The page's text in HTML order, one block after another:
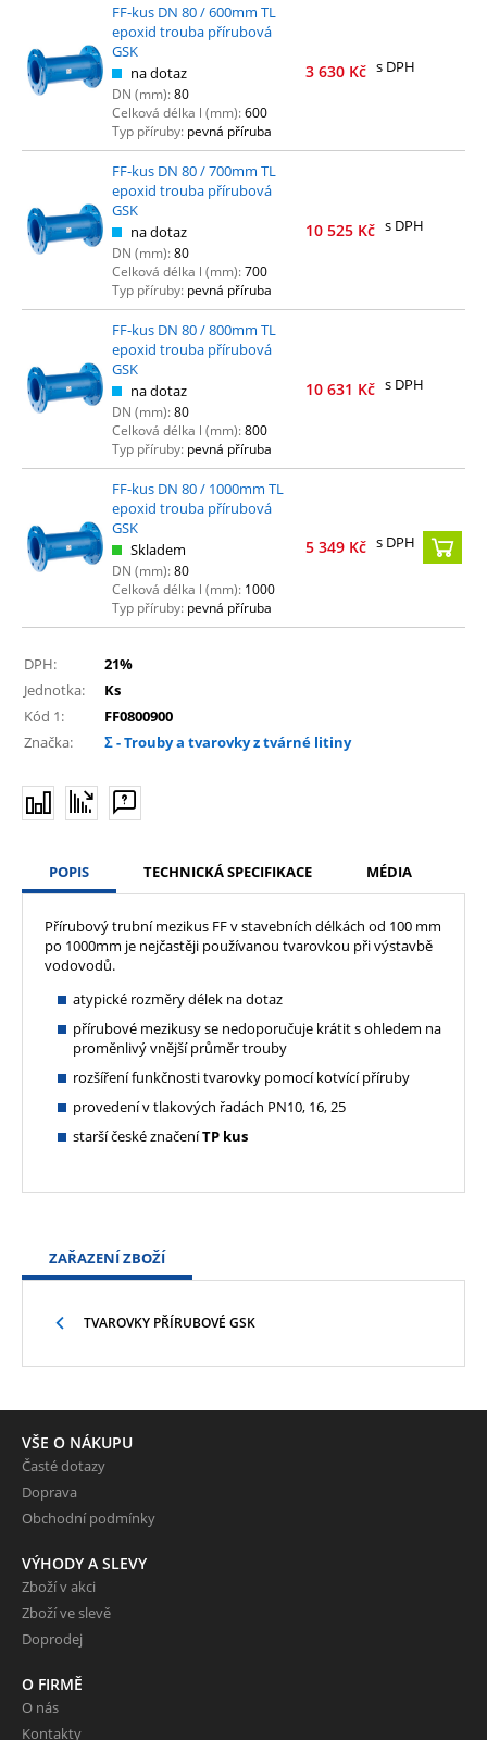
FF-kus DN 80 / 600mm TL
epoxid trouba přírubová
GSK
na dotaz
DN (mm):80
Celková délka l (mm):600
Typ příruby: pevná příruba
3 630 Kč s DPH
FF-kus DN 80 / 700mm TL
epoxid trouba přírubová
GSK
na dotaz
DN (mm):80
Celková délka l (mm):700
Typ příruby: pevná příruba
10 525 Kč s DPH
FF-kus DN 80 / 800mm TL
epoxid trouba přírubová
GSK
na dotaz
DN (mm):80
Celková délka l (mm):800
Typ příruby: pevná příruba
10 631 Kč s DPH
FF-kus DN 80 / 1000mm TL
epoxid trouba přírubová
GSK
Skladem
DN (mm):80
Celková délka l (mm): 1000
Typ příruby: pevná příruba
5 349 Kč s DPH
DPH:
21%
Jednotka:
Ks
Kód 1:
FF0800900
Značka:
Σ - Trouby a tvarovky z tvárné litiny
POPIS TECHNICKÁ SPECIFIKACE MÉDIA
Přírubový trubní mezikus FF v stavebních délkách od 100 mm
po 1000mm je nejčastěji používanou tvarovkou při výstavbě
vodovodů.
atypické rozměry délek na dotaz
přírubové mezikusy se nedoporučuje krátit s ohledem na
proměnlivý vnější průměr trouby
rozšíření funkčnosti tvarovky pomocí kotvící příruby
provedení v tlakových řadách PN10, 16, 25
starší české značeníTP kus
ZAŘAZENÍ ZBOŽÍ
TVAROVKY PŘÍRUBOVÉ GSK
VŠE O NÁKUPU
Časté dotazy
Doprava
Obchodní podmínky
VÝHODY A SLEVY
Zboží v akci
Zboží ve slevě
Doprodej
O FIRMĚ
O nás
Kontakty